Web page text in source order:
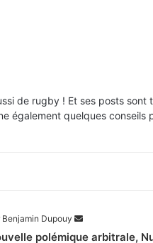
de rugby ! Et ses posts
également quelques
Benjamin Dupouy
polémique arbitrale,